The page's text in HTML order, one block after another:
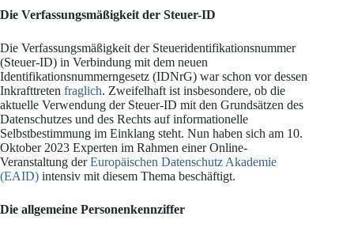
Die Verfassungsmäßigkeit der Steuer-ID
Die Verfassungsmäßigkeit der Steueridentifikationsnummer
(Steuer-ID) in Verbindung mit dem neuen
Identifikationsnummerngesetz (IDNrG) war schon vor dessen
Inkrafttreten fraglich. Zweifelhaft ist insbesondere, ob die
aktuelle Verwendung der Steuer-ID mit den Grundsätzen des
Datenschutzes und des Rechts auf informationelle
Selbstbestimmung im Einklang steht. Nun haben sich am 10.
Oktober 2023 Experten im Rahmen einer Online-
Veranstaltung derEuropäischen Datenschutz Akademie
(EAID) intensiv mit diesem Thema beschäftigt.
Die allgemeine Personenkennziffer